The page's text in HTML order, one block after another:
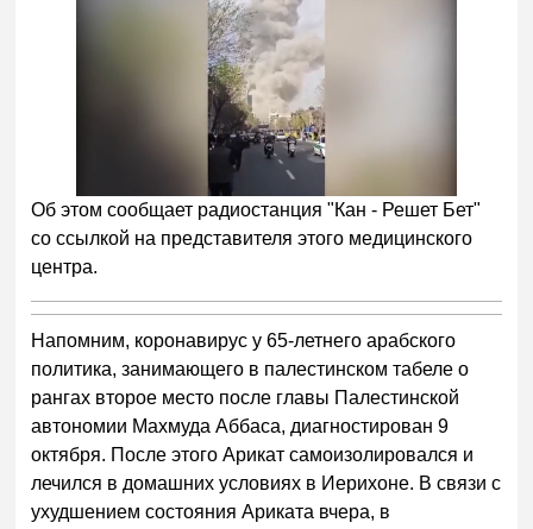
Об этом сообщает радиостанция "Кан - Решет Бет"
со ссылкой на представителя этого медицинского
центра.
Напомним, коронавирус у 65-летнего арабского
политика, занимающего в палестинском табеле о
рангах второе место после главы Палестинской
автономии Махмуда Аббаса, диагностирован 9
октября. После этого Арикат самоизолировался и
лечился в домашних условиях в Иерихоне. В связи с
ухудшением состояния Ариката вчера, в